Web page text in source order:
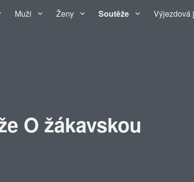
Muži Ženy Soutěže Výjezdová
O žákavskou